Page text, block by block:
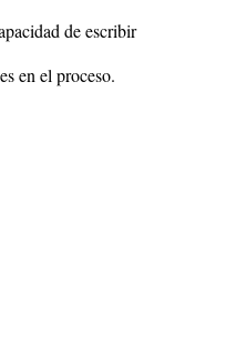
de escribir
en el proceso.